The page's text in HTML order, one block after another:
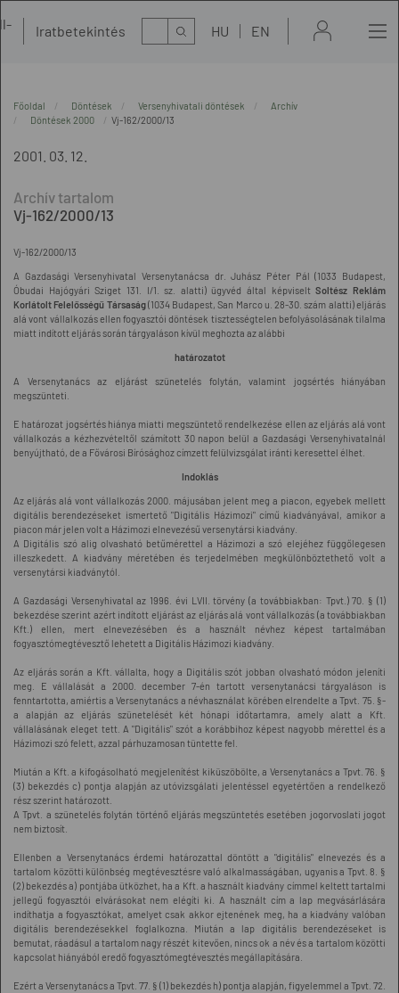
Iratbetekintés Kereső HU EN
Főoldal Döntések Versenyhivatali döntések
Archív
Döntések 2000
Vj-162/2000/13
2001. 03. 12.
Vj-162/2000/13
Vj-162/2000/13
A Gazdasági Versenyhivatal Versenytanácsa dr. Juhász Péter Pál (1033 Budapest,
Óbudai Hajógyári Sziget 131. I/1. sz. alatti) ügyvéd által képviseltSoltész Reklám
Korlátolt Felelősségű Társaság(1034 Budapest, San Marco u. 28-30. szám alatti) eljárás
alá vont vállalkozás ellen fogyasztói döntések tisztességtelen befolyásolásának tilalma
miatt indított eljárás során tárgyaláson kívül meghozta az alábbi
határozatot
A Versenytanács az eljárást szünetelés folytán, valamint jogsértés hiányában
megszünteti.
E határozat jogsértés hiánya miatti megszüntető rendelkezése ellen az eljárás alá vont
vállalkozás a kézhezvételtől számított 30 napon belül a Gazdasági Versenyhivatalnál
benyújtható, de a Fővárosi Bírósághoz címzett felülvizsgálat iránti keresettel élhet.
Indoklás
Az eljárás alá vont vállalkozás 2000. májusában jelent meg a piacon, egyebek mellett
digitális berendezéseket ismertető "Digitális Házimozi" című kiadványával, amikor a
piacon már jelen volt a Házimozi elnevezésű versenytársi kiadvány.
A Digitális szó alig olvasható betűmérettel a Házimozi a szó elejéhez függőlegesen
illeszkedett. A kiadvány méretében és terjedelmében megkülönböztethető volt a
versenytársi kiadványtól.
A Gazdasági Versenyhivatal az 1996. évi LVII. törvény (a továbbiakban: Tpvt.) 70. § (1)
bekezdése szerint azért indított eljárást az eljárás alá vont vállalkozás (a továbbiakban
Kft.) ellen, mert elnevezésében és a használt névhez képest tartalmában
fogyasztómegtévesztő lehetett a Digitális Házimozi kiadvány.
Az eljárás során a Kft. vállalta, hogy a Digitális szót jobban olvasható módon jeleníti
meg. E vállalását a 2000. december 7-én tartott versenytanácsi tárgyaláson is
fenntartotta, amiértis a Versenytanács a névhasználat körében elrendelte a Tpvt. 75. §-
a alapján az eljárás szünetelését két hónapi időtartamra, amely alatt a Kft.
vállalásának eleget tett. A "Digitális" szót a korábbihoz képest nagyobb mérettel és a
Házimozi szó felett, azzal párhuzamosan tüntette fel.
Miután a Kft. a kifogásolható megjelenítést kiküszöbölte, a Versenytanács a Tpvt. 76. §
(3) bekezdés c) pontja alapján az utóvizsgálati jelentéssel egyetértően a rendelkező
rész szerint határozott.
A Tpvt. a szünetelés folytán történő eljárás megszüntetés esetében jogorvoslati jogot
nem biztosít.
Ellenben a Versenytanács érdemi határozattal döntött a "digitális" elnevezés és a
tartalom közötti különbség megtévesztésre való alkalmasságában, ugyanis a Tpvt. 8. §
(2) bekezdés a) pontjába ütközhet, ha a Kft. a használt kiadvány címmel keltett tartalmi
jellegű fogyasztói elvárásokat nem elégíti ki. A használt cím a lap megvásárlására
indíthatja a fogyasztókat, amelyet csak akkor ejtenének meg, ha a kiadvány valóban
digitális berendezésekkel foglalkozna. Miután a lap digitális berendezéseket is
bemutat, ráadásul a tartalom nagy részét kitevően, nincs ok a név és a tartalom közötti
kapcsolat hiányából eredő fogyasztómegtévesztés megállapítására.
Ezért a Versenytanács a Tpvt. 77. § (1) bekezdés h) pontja alapján, figyelemmel a Tpvt. 72.